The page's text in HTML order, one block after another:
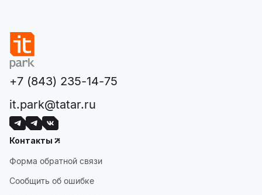
+7 (843) 235-14-75
it.park@tatar.ru
Контакты
Форма обратной связи
Сообщить об ошибке